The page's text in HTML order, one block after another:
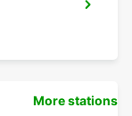
More stations